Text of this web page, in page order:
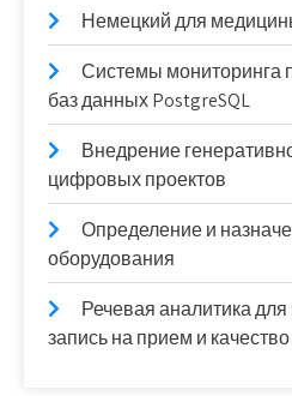
Немецкий для
Системы мониторинга
баз данных PostgreSQL
Внедрение
цифровых проектов
Определение и
оборудования
Речевая аналитика для
запись на прием и